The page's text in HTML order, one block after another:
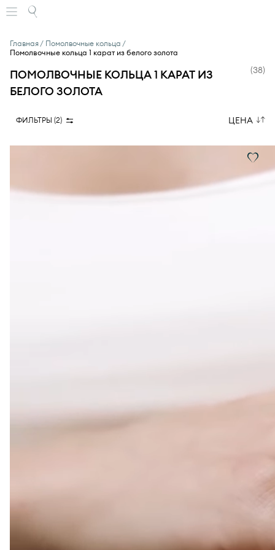
Главная
Помолвочные кольца
Помолвочные кольца 1 карат из белого золота
ПОМОЛВОЧНЫЕ КОЛЬЦА 1 КАРАТ ИЗ
БЕЛОГО ЗОЛОТА
(38)
ФИЛЬТРЫ (2) ЦЕНА